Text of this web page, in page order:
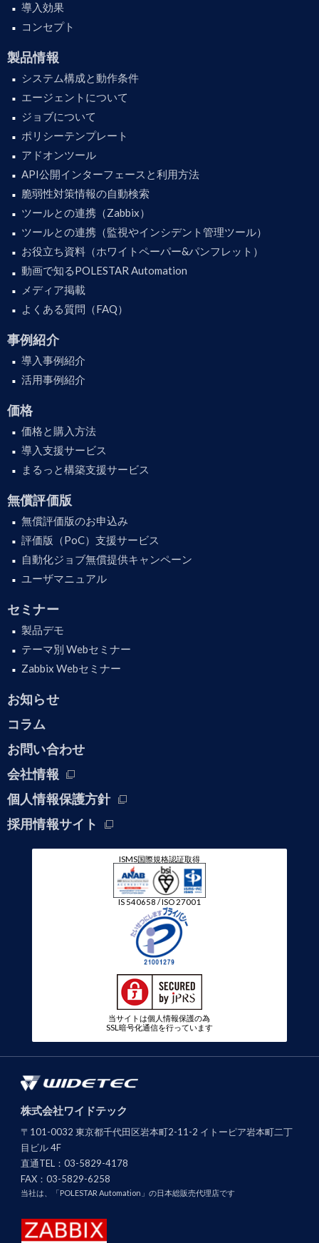
導入効果
コンセプト
製品情報
システム構成と動作条件
エージェントについて
ジョブについて
ポリシーテンプレート
アドオンツール
API公開インターフェースと利用方法
脆弱性対策情報の自動検索
ツールとの連携（Zabbix）
ツールとの連携（監視やインシデント管理ツール）
お役立ち資料（ホワイトペーパー&パンフレット）
動画で知るPOLESTAR Automation
メディア掲載
よくある質問（FAQ）
事例紹介
導入事例紹介
活用事例紹介
価格
価格と購入方法
導入支援サービス
まるっと構築支援サービス
無償評価版
無償評価版のお申込み
評価版（PoC）支援サービス
自動化ジョブ無償提供キャンペーン
ユーザマニュアル
セミナー
製品デモ
テーマ別 Webセミナー
Zabbix Webセミナー
お知らせ
コラム
お問い合わせ
会社情報
個人情報保護方針
採用情報サイト
ISMS国際規格認証取得
IS 540658 / ISO 27001
当サイトは個人情報保護の為
SSL暗号化通信を行っています
株式会社ワイドテック
〒101-0032 東京都千代田区岩本町2-11-2 イトーピア岩本町二丁
目ビル 4F
直通TEL：03-5829-4178
FAX：03-5829-6258
当社は、「POLESTAR Automation」の日本総販売代理店です